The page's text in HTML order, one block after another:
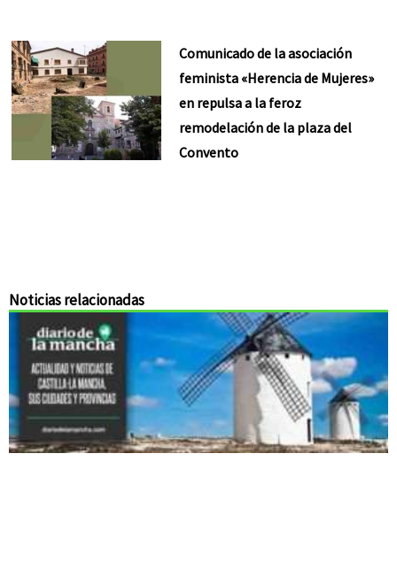
Comunicado de la asociación
feminista «Herencia de Mujeres»
en repulsa a la feroz
remodelación de la plaza del
Convento
Noticias relacionadas